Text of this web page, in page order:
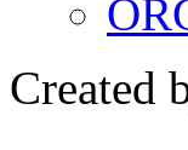
Created